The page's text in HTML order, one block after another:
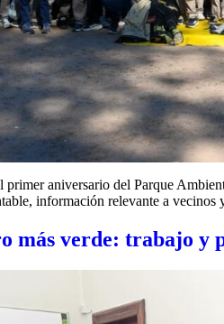
primer aniversario del Parque
información relevante a
más verde: trabajo y